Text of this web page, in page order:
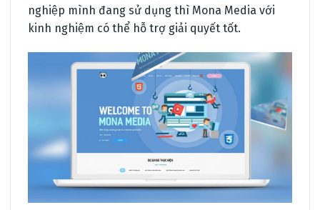
nghiệp mình đang sử dụng thì Mona Media với
kinh nghiệm có thể hỗ trợ giải quyết tốt.